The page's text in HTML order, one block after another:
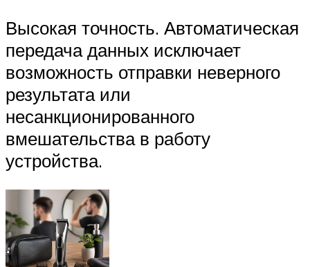
Высокая точность. Автоматическая
передача данных исключает
возможность отправки неверного
результата или
несанкционированного
вмешательства в работу
устройства.